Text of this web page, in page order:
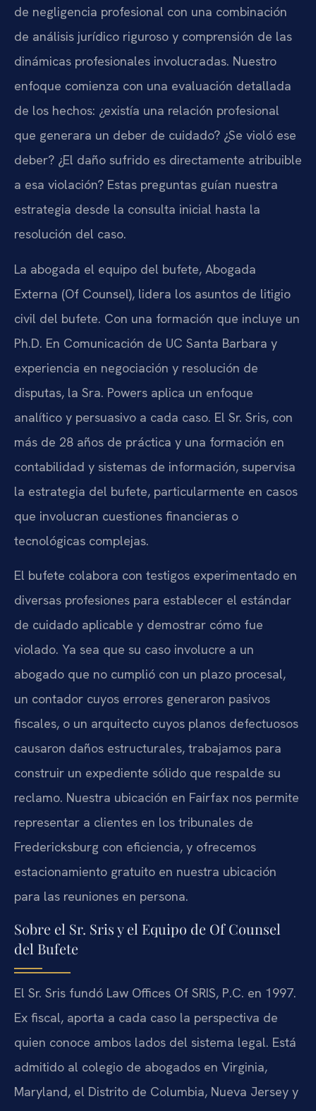
de negligencia profesional con una combinación
de análisis jurídico riguroso y comprensión de las
dinámicas profesionales involucradas. Nuestro
enfoque comienza con una evaluación detallada
de los hechos: ¿existía una relación profesional
que generara un deber de cuidado? ¿Se violó ese
deber? ¿El daño sufrido es directamente atribuible
a esa violación? Estas preguntas guían nuestra
estrategia desde la consulta inicial hasta la
resolución del caso.
La abogada el equipo del bufete, Abogada
Externa (Of Counsel), lidera los asuntos de litigio
civil del bufete. Con una formación que incluye un
Ph.D. En Comunicación de UC Santa Barbara y
experiencia en negociación y resolución de
disputas, la Sra. Powers aplica un enfoque
analítico y persuasivo a cada caso. El Sr. Sris, con
más de 28 años de práctica y una formación en
contabilidad y sistemas de información, supervisa
la estrategia del bufete, particularmente en casos
que involucran cuestiones financieras o
tecnológicas complejas.
El bufete colabora con testigos experimentado en
diversas profesiones para establecer el estándar
de cuidado aplicable y demostrar cómo fue
violado. Ya sea que su caso involucre a un
abogado que no cumplió con un plazo procesal,
un contador cuyos errores generaron pasivos
fiscales, o un arquitecto cuyos planos defectuosos
causaron daños estructurales, trabajamos para
construir un expediente sólido que respalde su
reclamo. Nuestra ubicación en Fairfax nos permite
representar a clientes en los tribunales de
Fredericksburg con eficiencia, y ofrecemos
estacionamiento gratuito en nuestra ubicación
para las reuniones en persona.
Sobre el Sr. Sris y el Equipo de Of Counsel
del Bufete
El Sr. Sris fundó Law Offices Of SRIS, P.C. en 1997.
Ex fiscal, aporta a cada caso la perspectiva de
quien conoce ambos lados del sistema legal. Está
admitido al colegio de abogados en Virginia,
Maryland, el Distrito de Columbia, Nueva Jersey y